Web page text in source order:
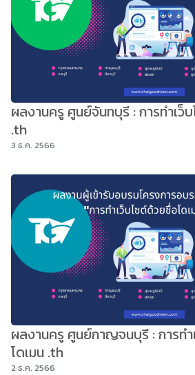
ผลงานครู ศูนย์จันทบุรี : การทำเว็
.th
3 ธ.ค. 2566
ผลงานครู ศูนย์กาญจนบุรี : การท
โดเมน .th
2 ธ.ค. 2566